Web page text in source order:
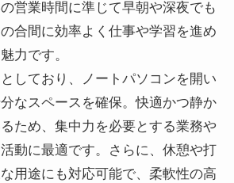
営業時間に準じて早朝や深夜でも
合間に効率よく仕事や学習を進め
力です。
しており、ノートパソコンを開い
なスペースを確保。快適かつ静か
ため、集中力を必要とする業務や
動に最適です。さらに、休憩や打
用途にも対応可能で、柔軟性の高